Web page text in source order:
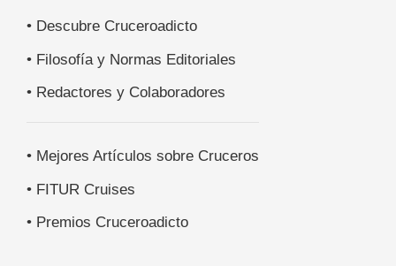
• Descubre Cruceroadicto
• Filosofía y Normas Editoriales
• Redactores y Colaboradores
• Mejores Artículos sobre Cruceros
• FITUR Cruises
• Premios Cruceroadicto